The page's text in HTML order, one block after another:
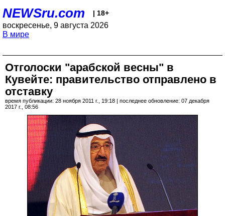
NEWSru.com | 18+
воскресенье, 9 августа 2026
В мире
Отголоски "арабской весны" в
Кувейте: правительство отправлено в
отставку
время публикации: 28 ноября 2011 г., 19:18 | последнее обновление: 07 декабря
2017 г., 08:56